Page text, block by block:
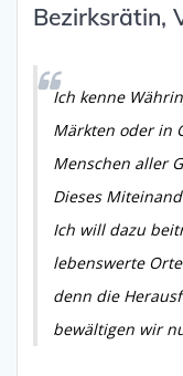
Bezirksrätin,
Ich kenne
Märkten oder in
Menschen aller
Dieses
Ich will dazu
lebenswerte
denn die
bewältigen wir